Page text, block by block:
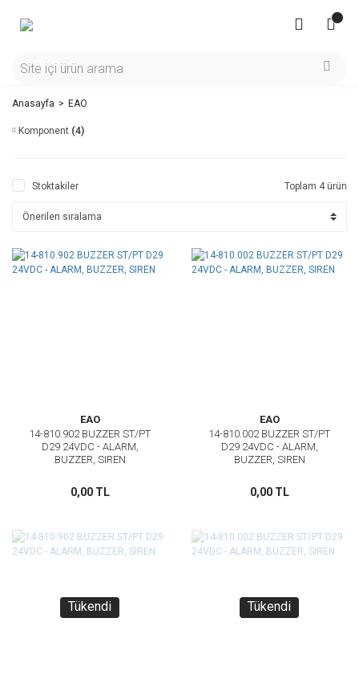
Anasayfa EAO
Komponent (4)
Stoktakiler Toplam 4 ürün
EAO
14-810.902 BUZZER ST/PT
D29 24VDC - ALARM,
BUZZER, SIREN
0,00 TL
EAO
14-810.002 BUZZER ST/PT
D29 24VDC - ALARM,
BUZZER, SIREN
0,00 TL
Tükendi Tükendi